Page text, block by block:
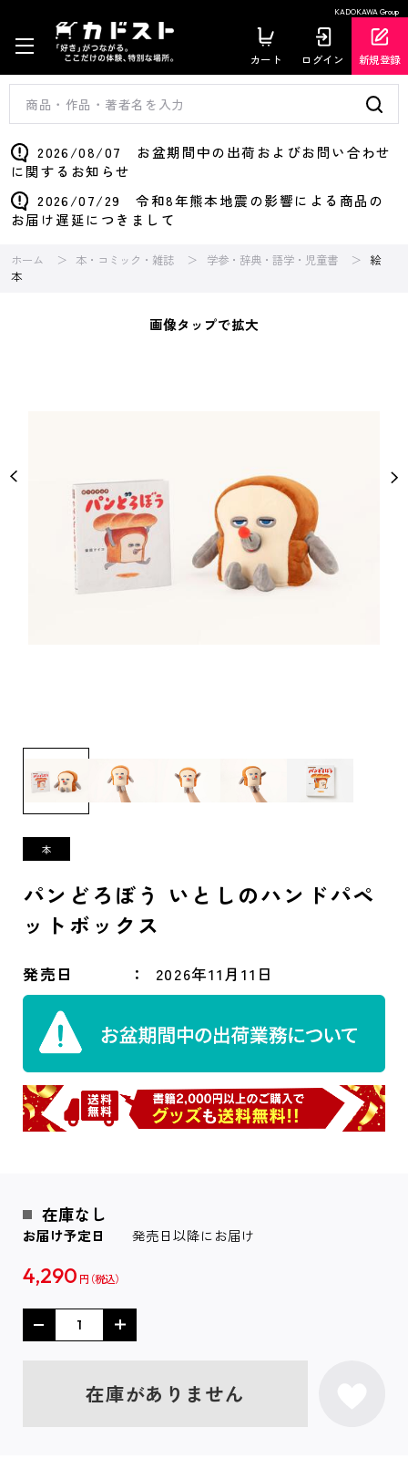
KADOKAWA Group
カート ログイン 新規登録
2026/08/07 お盆期間中の出荷およびお問い合わせ
に関するお知らせ
2026/07/29 令和8年熊本地震の影響による商品の
お届け遅延につきまして
ホーム 本・コミック・雑誌 学参・辞典・語学・児童書
絵
本
画像タップで拡大
パンどろぼう いとしのハンドパペ
ットボックス
発売日 2026年11月11日
在庫なし
お届け予定日 発売日以降にお届け
4,290 円
在庫がありません